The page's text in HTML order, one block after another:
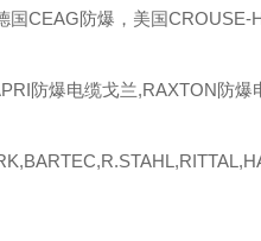
国CEAG防爆，美国CROUSE-
防爆电缆戈兰,RAXTON防